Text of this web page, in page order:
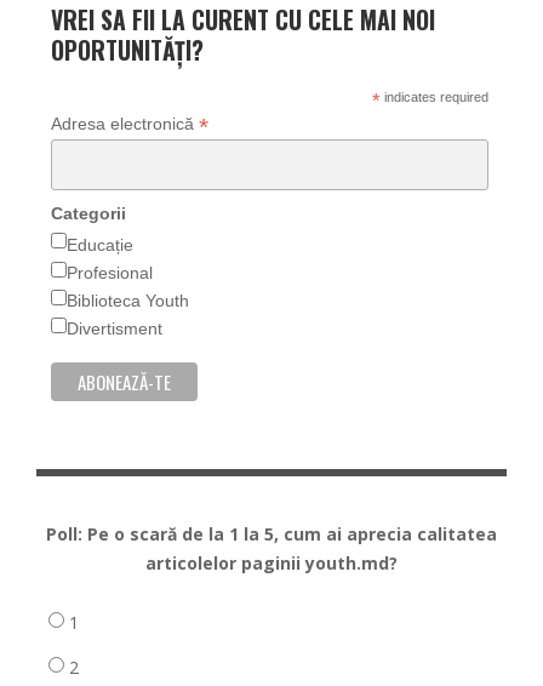
VREI SA FII LA CURENT CU CELE MAI NOI
OPORTUNITĂȚI?
*indicates required
Adresa electronică *
Categorii
Educație
Profesional
Biblioteca Youth
Divertisment
Poll: Pe o scară de la 1 la 5, cum ai aprecia calitatea
articolelor paginii youth.md?
1
2